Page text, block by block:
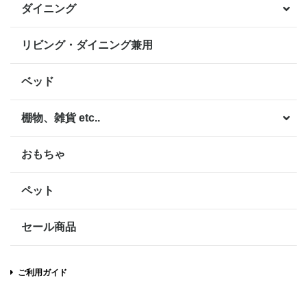
ダイニング
リビング・ダイニング兼用
ベッド
棚物、雑貨 etc..
おもちゃ
ペット
セール商品
ご利用ガイド